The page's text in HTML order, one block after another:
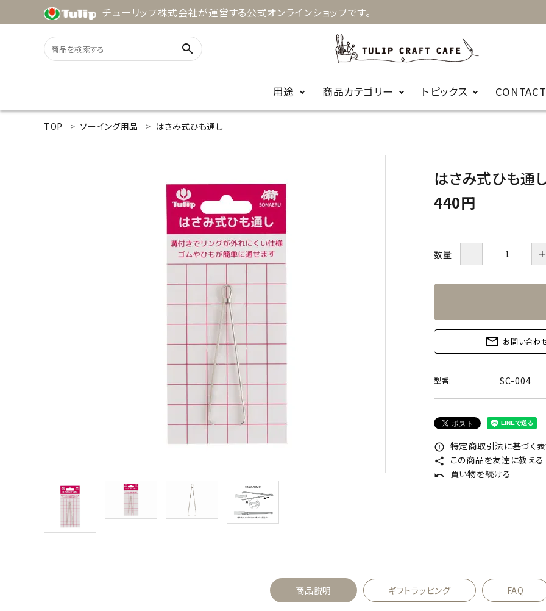
チューリップ株式会社が運営する公式オンラインショップです。
search
用途
ビーズ
商品カテゴリー
レース針
毛糸
トピックス
商品に関するＦ
ＡＱ
CONTACT
ACCOUNT MENU
TOP ソーイング用品 はさみ式ひも通し
はさみ式ひも通
440円
数量 －
mail_outline お問い合わ
型番: SC-004
error_outline 特定商取引法に基づく
share この商品を友達に教える
undo 買い物を続ける
商品説明 ギフトラッピング FAQ